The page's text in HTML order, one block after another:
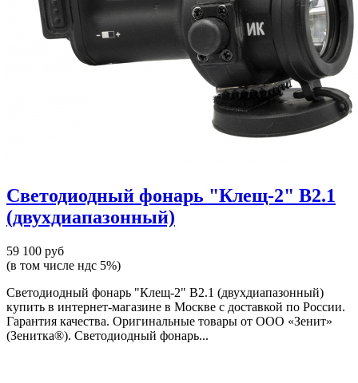
Светодиодный фонарь "Клещ-2" В2.1
(двухдиапазонный)
59 100 руб
(в том числе ндс 5%)
Светодиодный фонарь "Клещ-2" В2.1 (двухдиапазонный)
купить в интернет-магазине в Москве с доставкой по России.
Гарантия качества. Оригинальные товары от ООО «Зенит»
(Зенитка®). Светодиодный фонарь...